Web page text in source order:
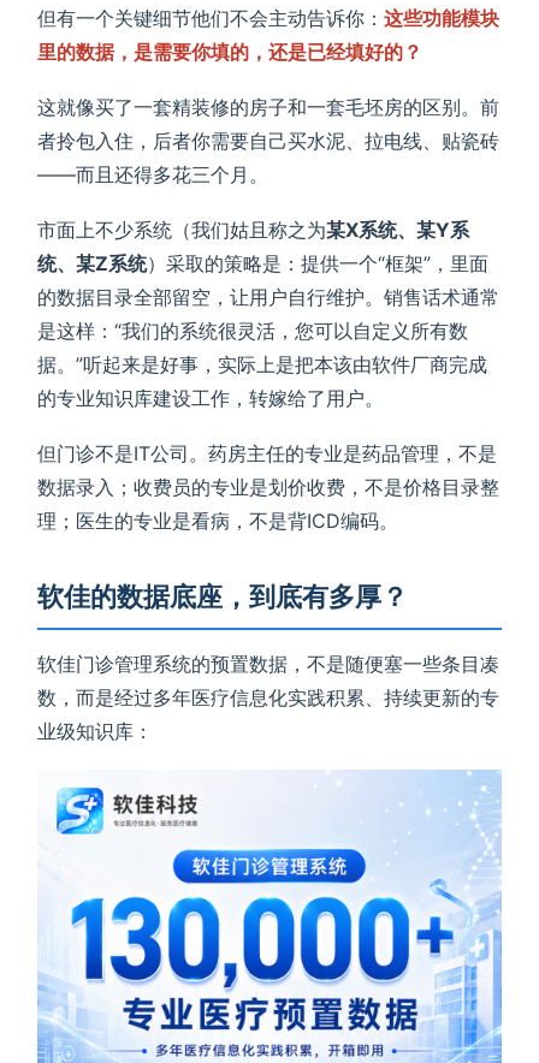
但有一个关键细节他们不会主动告诉你： 这些功能模块
里的数据，是需要你填的，还是已经填好的？
这就像买了一套精装修的房子和一套毛坯房的区别。前
者拎包入住，后者你需要自己买水泥、拉电线、贴瓷砖
——而且还得多花三个月。
市面上不少系统（我们姑且称之为某X系统、某Y系
统、某Z系统）采取的策略是：提供一个“框架”，里面
的数据目录全部留空，让用户自行维护。销售话术通常
是这样：“我们的系统很灵活，您可以自定义所有数
据。”听起来是好事，实际上是把本该由软件厂商完成
的专业知识库建设工作，转嫁给了用户。
但门诊不是IT公司。药房主任的专业是药品管理，不是
数据录入；收费员的专业是划价收费，不是价格目录整
理；医生的专业是看病，不是背ICD编码。
软佳的数据底座，到底有多厚？
软佳门诊管理系统的预置数据，不是随便塞一些条目凑
数，而是经过多年医疗信息化实践积累、持续更新的专
业级知识库：